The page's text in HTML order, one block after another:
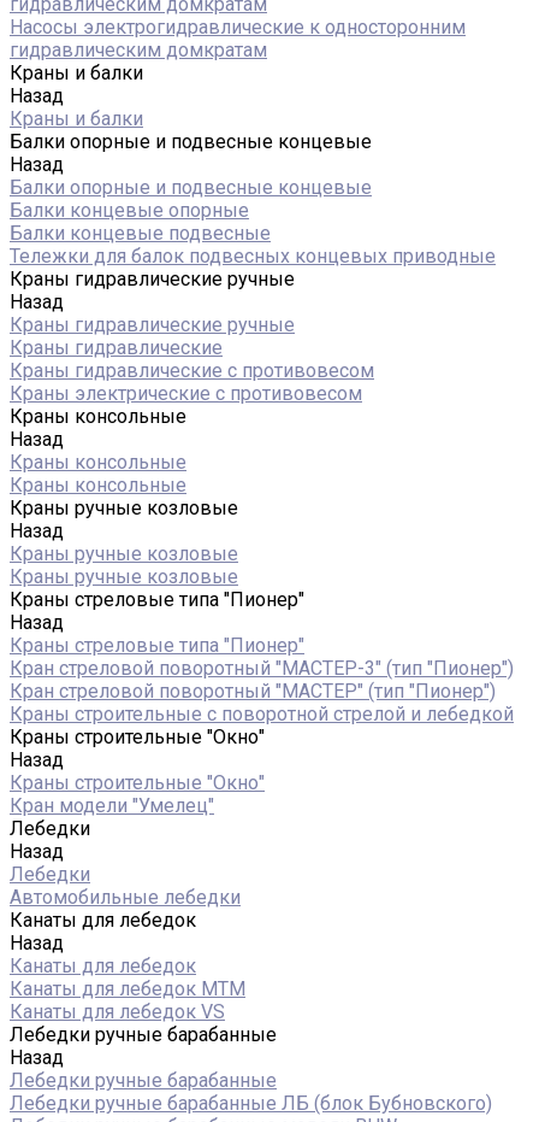
Насосы электрогидравлические к односторонним
гидравлическим домкратам
Краны и балки
Назад
Краны и балки
Балки опорные и подвесные концевые
Назад
Балки опорные и подвесные концевые
Балки концевые опорные
Балки концевые подвесные
Тележки для балок подвесных концевых приводные
Краны гидравлические ручные
Назад
Краны гидравлические ручные
Краны гидравлические
Краны гидравлические с противовесом
Краны электрические с противовесом
Краны консольные
Назад
Краны консольные
Краны консольные
Краны ручные козловые
Назад
Краны ручные козловые
Краны ручные козловые
Краны стреловые типа "Пионер"
Назад
Краны стреловые типа "Пионер"
Кран стреловой поворотный "МАСТЕР-3" (тип "Пионер")
Кран стреловой поворотный "МАСТЕР" (тип "Пионер")
Краны строительные с поворотной стрелой и лебедкой
Краны строительные "Окно"
Назад
Краны строительные "Окно"
Кран модели "Умелец"
Лебедки
Назад
Лебедки
Автомобильные лебедки
Канаты для лебедок
Назад
Канаты для лебедок
Канаты для лебедок MTM
Канаты для лебедок VS
Лебедки ручные барабанные
Назад
Лебедки ручные барабанные
Лебедки ручные барабанные ЛБ (блок Бубновского)